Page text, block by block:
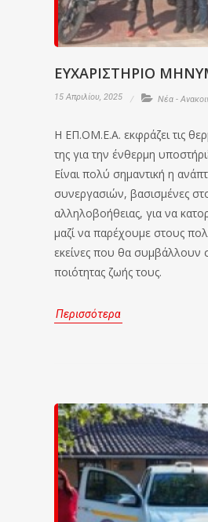
ΕΥΧΑΡΙΣΤΗΡΙΟ
15 Απριλίου, 2025 Νέα -
Η ΕΠ.ΟΜ.Ε.Α. εκφράζει τις
της για την ένθερμη
Είναι πολύ σημαντική η
συνεργασιών, βασισμένες
αλληλοβοήθειας, για να
μαζί να παρέχουμε στους
εκείνες που θα συμβάλλουν
ποιότητας ζωής τους.
Περισσότερα